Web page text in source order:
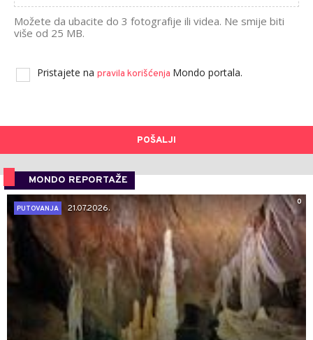
Možete da ubacite do 3 fotografije ili videa. Ne smije biti
više od 25 MB.
Pristajete na pravila korišćenja Mondo portala.
POŠALJI
MONDO REPORTAŽE
0
PUTOVANJA
21.07.2026.